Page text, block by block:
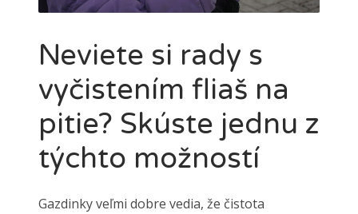
Neviete si rady s
vyčistením fliaš na
pitie? Skúste jednu z
týchto možností
Gazdinky veľmi dobre vedia, že čistota